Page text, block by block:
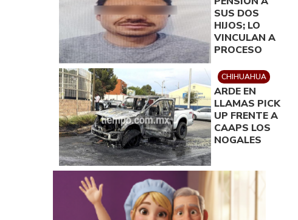
SUS DOS
HIJOS; LO
VINCULAN A
PROCESO
CHIHUAHUA
ARDE EN
LLAMAS PICK
UP FRENTE A
CAAPS LOS
NOGALES